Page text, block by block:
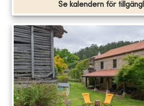
Se kalendern för